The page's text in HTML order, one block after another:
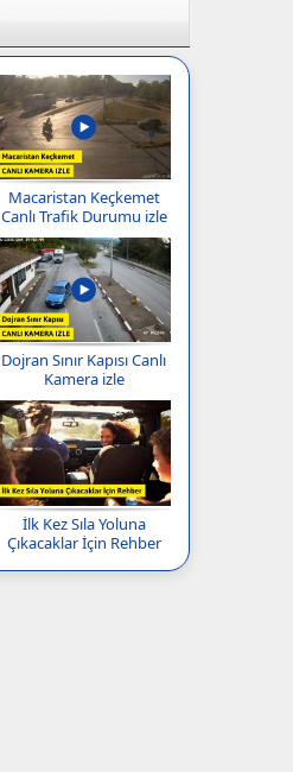
Macaristan Keçkemet
Canlı Trafik Durumu izle
Dojran Sınır Kapısı Canlı
Kamera izle
İlk Kez Sıla Yoluna
Çıkacaklar İçin Rehber